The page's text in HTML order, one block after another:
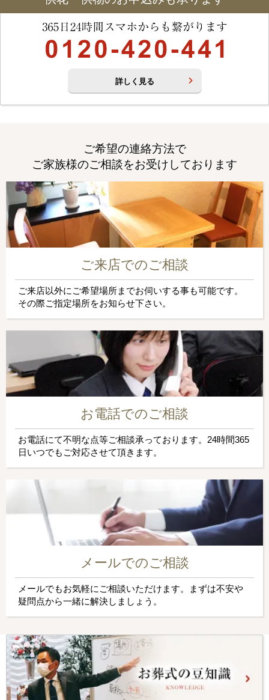
詳しく見る
ご希望の連絡方法で
ご家族様のご相談をお受けしております
ご来店でのご相談
ご来店以外にご希望場所までお伺いする事も可能です。
その際ご指定場所をお知らせ下さい。
お電話でのご相談
お電話にて不明な点等ご相談承っております。24時間365
日いつでもご対応させて頂きます。
メールでのご相談
メールでもお気軽にご相談いただけます。まずは不安や
疑問点から一緒に解決しましょう。